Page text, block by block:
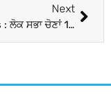
Next
Big News : ਲੋਕ ਸਭਾ ਚੋਣਾਂ 16 ਅਪ੍ਰੈਲ ਤੋਂ ਹੋਣਗੀਆਂ? ਤਰੀਕ ਨੂੰ ਲੈ ਕੇ ਚੋਣ ਕਮਿਸ਼ਨ ਨੇ ਜਾਰੀ ਕੀਤਾ ਸਪੱਸ਼ਟੀਕਰਨ